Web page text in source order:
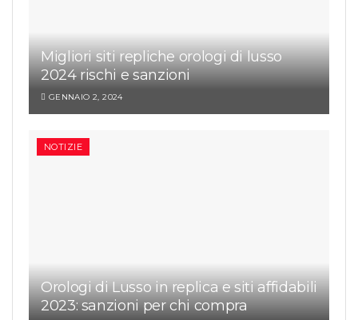
Migliori siti repliche orologi di lusso
2024 rischi e sanzioni
GENNAIO 2, 2024
NOTIZIE
Orologi di Lusso in replica e siti affidabili
2023: sanzioni per chi compra